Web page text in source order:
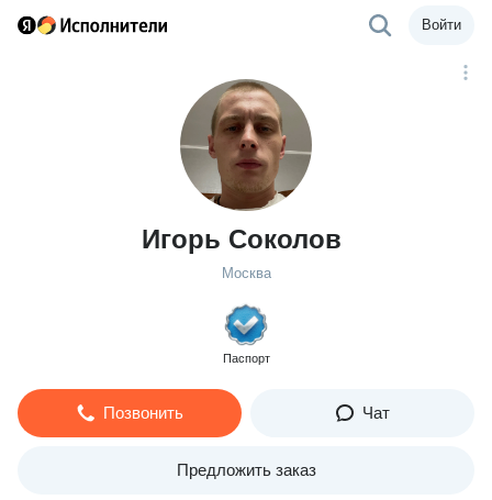
Войти
Игорь Соколов
Москва
Паспорт
Позвонить Чат
Предложить заказ